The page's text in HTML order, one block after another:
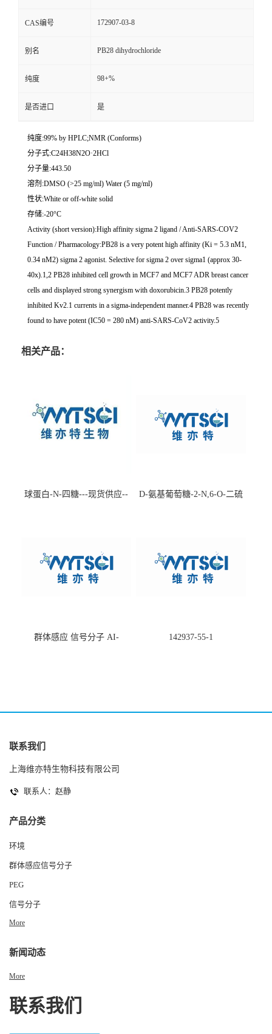
CAS编号 172907-03-8
别名 PB28 dihydrochloride
纯度 98+%
是否进口 是
纯度:99% by HPLC;NMR (Conforms)
分子式:C24H38N2O·2HCl
分子量:443.50
溶剂:DMSO (>25 mg/ml) Water (5 mg/ml)
性状:White or off-white solid
存储:-20°C
Activity (short version):High affinity sigma 2 ligand / Anti-SARS-COV2
Function / Pharmacology:PB28 is a very potent high affinity (Ki = 5.3 nM1,
0.34 nM2) sigma 2 agonist. Selective for sigma 2 over sigma1 (approx 30-
40x).1,2 PB28 inhibited cell growth in MCF7 and MCF7 ADR breast cancer
cells and displayed strong synergism with doxorubicin.3 PB28 potently
inhibited Kv2.1 currents in a sigma-independent manner.4 PB28 was recently
found to have potent (IC50 = 280 nM) anti-SARS-CoV2 activity.5
相关产品：
球蛋白-N-四糖---现货供应--
D-氨基葡萄糖-2-N,6-O-二硫
群体感应 信号分子 AI-
142937-55-1
联系我们
上海维亦特生物科技有限公司
联系人：赵静
产品分类
环境
群体感应信号分子
PEG
信号分子
More
新闻动态
More
联系我们